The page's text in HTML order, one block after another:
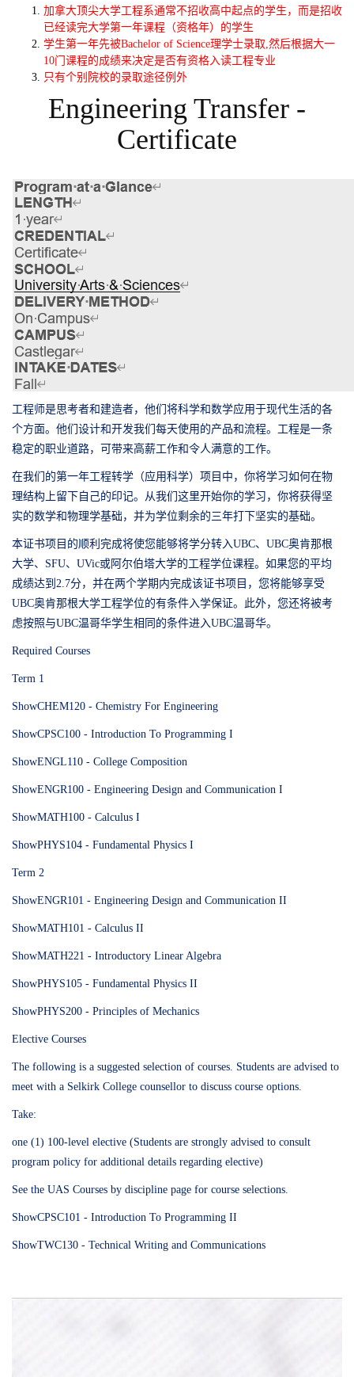
加拿大顶尖大学工程系通常不招收高中起点的学生，而是招收
已经读完大学第一年课程（资格年）的学生
学生第一年先被Bachelor of Science理学士录取,然后根据大一
10门课程的成绩来决定是否有资格入读工程专业
只有个别院校的录取途径例外
Engineering Transfer -
Certificate
工程师是思考者和建造者，他们将科学和数学应用于现代生活的各
个方面。他们设计和开发我们每天使用的产品和流程。工程是一条
稳定的职业道路，可带来高薪工作和令人满意的工作。
在我们的第一年工程转学（应用科学）项目中，你将学习如何在物
理结构上留下自己的印记。从我们这里开始你的学习，你将获得坚
实的数学和物理学基础，并为学位剩余的三年打下坚实的基础。
本证书项目的顺利完成将使您能够将学分转入UBC、 UBC奥肯那根
大学、 SFU、 UVic或阿尔伯塔大学的工程学位课程。如果您的平均
成绩达到 2.7分，并在两个学期内完成该证书项目，您将能够享受
UBC奥肯那根大学工程学位的有条件入学保证。此外，您还将被考
虑按照与UBC温哥华学生相同的条件进入UBC温哥华。
Required Courses
Term 1
ShowCHEM120 - Chemistry For Engineering
ShowCPSC100 - Introduction To Programming I
ShowENGL110 - College Composition
ShowENGR100 - Engineering Design and Communication I
ShowMATH100 - Calculus I
ShowPHYS104 - Fundamental Physics I
Term 2
ShowENGR101 - Engineering Design and Communication II
ShowMATH101 - Calculus II
ShowMATH221 - Introductory Linear Algebra
ShowPHYS105 - Fundamental Physics II
ShowPHYS200 - Principles of Mechanics
Elective Courses
The following is a suggested selection of courses. Students are advised to
meet with a Selkirk College counsellor to discuss course options.
Take:
one (1) 100-level elective (Students are strongly advised to consult
program policy for additional details regarding elective)
See the UAS Courses by discipline page for course selections.
ShowCPSC101 - Introduction To Programming II
ShowTWC130 - Technical Writing and Communications